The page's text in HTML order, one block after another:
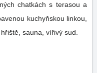
chatkách s terasou a
kuchyňskou linkou,
sauna, vířivý sud.